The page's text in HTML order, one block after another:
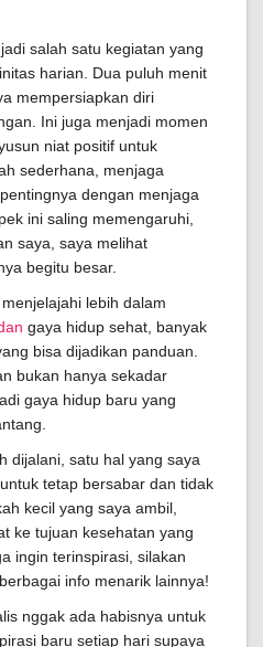
salah satu kegiatan yang
harian. Dua puluh menit
mempersiapkan diri
Ini juga menjadi momen
niat positif untuk
sederhana, menjaga
dengan menjaga
ini saling memengaruhi,
saya, saya melihat
begitu besar.
lebih dalam
gaya hidup sehat, banyak
bisa dijadikan panduan.
bukan hanya sekadar
gaya hidup baru yang
dijalani, satu hal yang saya
tetap bersabar dan tidak
kecil yang saya ambil,
ke tujuan kesehatan yang
ingin terinspirasi, silakan
info menarik lainnya!
nggak ada habisnya untuk
baru setiap hari supaya